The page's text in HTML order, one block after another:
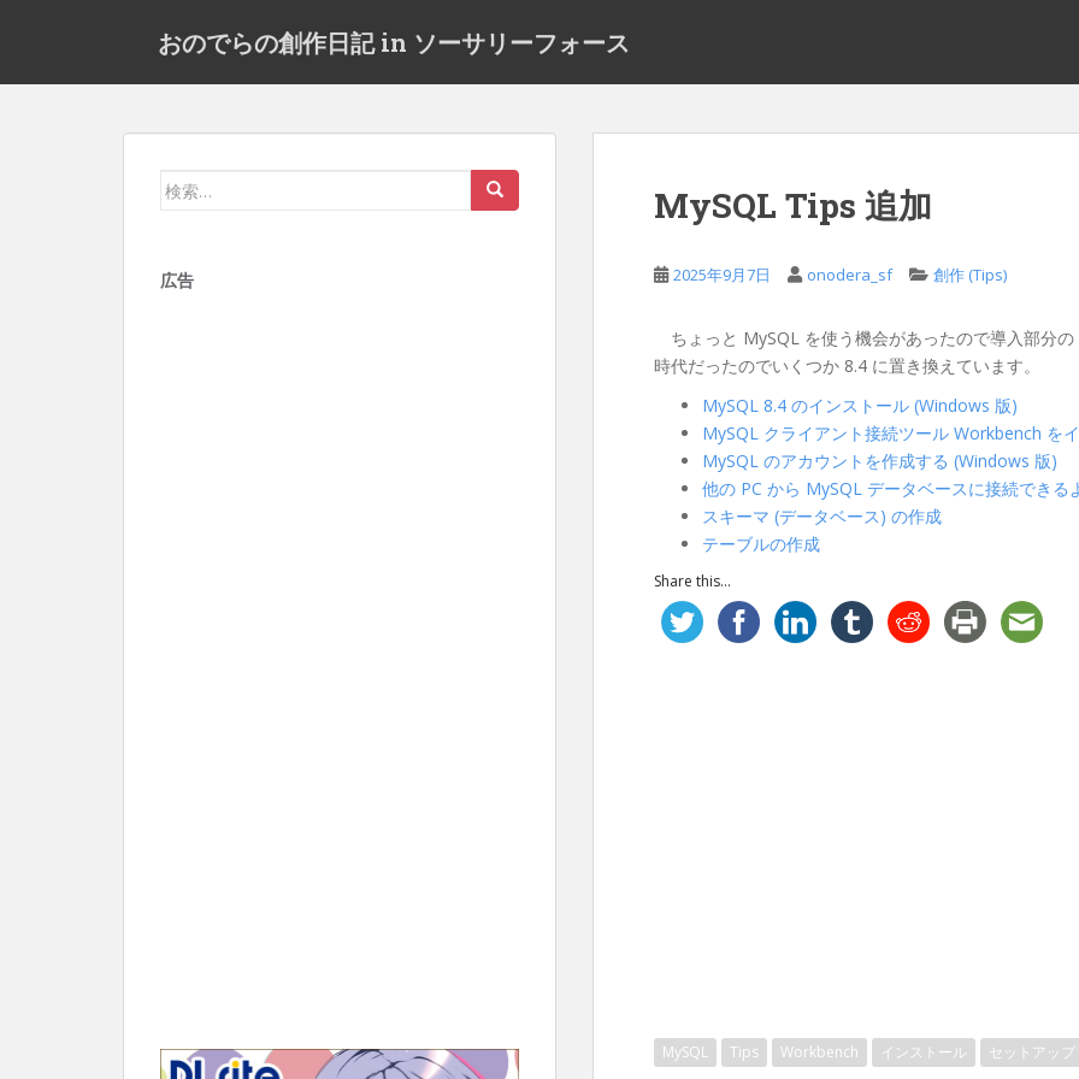
おのでらの創作日記 in ソーサリーフォース
MySQL Tips 追加
2025年9月7日 onodera_sf 創作 (Tips)
ちょっと MySQL を使う機会があったので導入部分
時代だったのでいくつか 8.4 に置き換えています。
MySQL 8.4 のインストール (Windows 版)
MySQL クライアント接続ツール Workbench を
MySQL のアカウントを作成する (Windows 版)
他の PC から MySQL データベースに接続でき
スキーマ (データベース) の作成
テーブルの作成
Share this...
MySQL Tips Workbench インストール セットアップ
検
広告